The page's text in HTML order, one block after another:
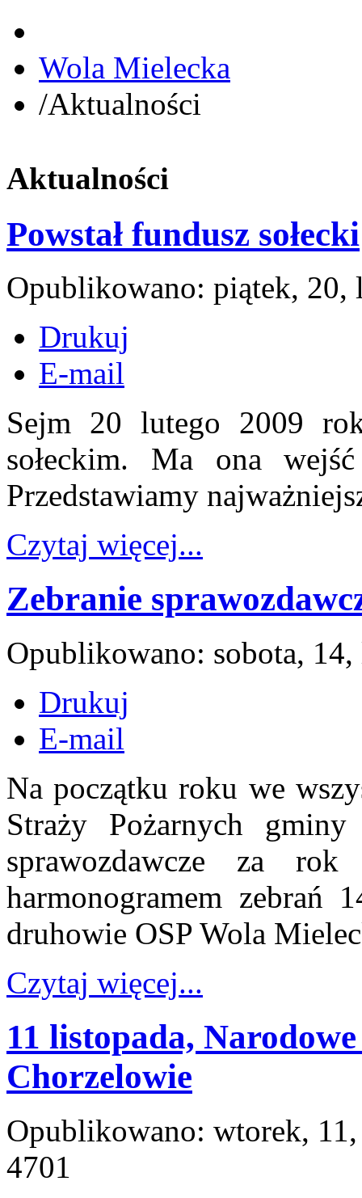
Wola Mielecka
/Aktualności
Aktualności
Powstał fundusz sołecki
Opublikowano: piątek,
Drukuj
E-mail
Sejm 20 lutego 2009
sołeckim. Ma ona
Przedstawiamy
Czytaj więcej...
Zebranie
Opublikowano: sobota,
Drukuj
E-mail
Na początku roku we
Straży Pożarnych
sprawozdawcze za
harmonogramem zebrań
druhowie OSP Wola
Czytaj więcej...
11 listopada,
Chorzelowie
Opublikowano: wtorek,
4701